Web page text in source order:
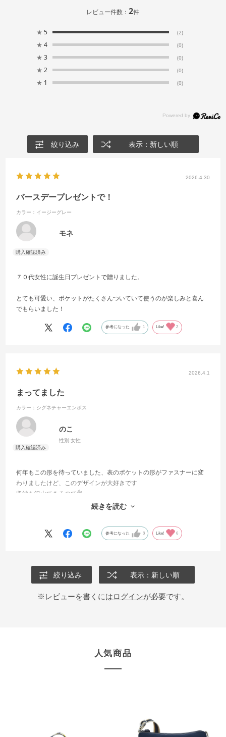
レビュー件数：2件
★ 5 (2)
★ 4 (0)
★ 3 (0)
★ 2 (0)
★ 1 (0)
絞り込み 表示：新しい順
2026.4.30
バースデープレゼントで！
カラー：イージーグレー
モネ
７０代女性に誕生日プレゼントで贈りました。
とても可愛い、ポケットがたくさんついていて使うのが楽しみと喜ん
でもらいました！
参考になった 1 Like! 2
2026.4.1
まってました
カラー：シグネチャーエンボス
のこ
性別:女性
何年もこの形を待っていました、表のポケットの形がファスナーに変
わりましたけど、このデザインが大好きです
収納も沢山できるので👌
他に浮気しないで待ってて良かったです！
続きを読む
参考になった 3 Like! 6
絞り込み 表示：新しい順
※レビューを書くにはログインが必要です。
人気商品